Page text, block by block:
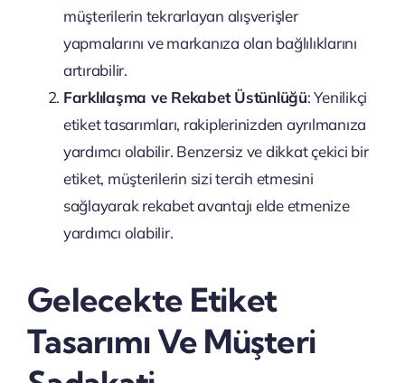
müşterilerin tekrarlayan alışverişler
yapmalarını ve markanıza olan bağlılıklarını
artırabilir.
Farklılaşma ve Rekabet Üstünlüğü: Yenilikçi
etiket tasarımları, rakiplerinizden ayrılmanıza
yardımcı olabilir. Benzersiz ve dikkat çekici bir
etiket, müşterilerin sizi tercih etmesini
sağlayarak rekabet avantajı elde etmenize
yardımcı olabilir.
Gelecekte Etiket
Tasarımı Ve Müşteri